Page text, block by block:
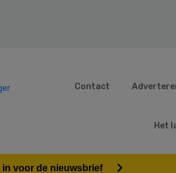
Contact
Het
in voor de nieuwsbrief